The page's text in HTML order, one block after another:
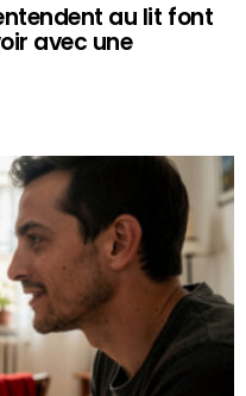
au lit font
avec une